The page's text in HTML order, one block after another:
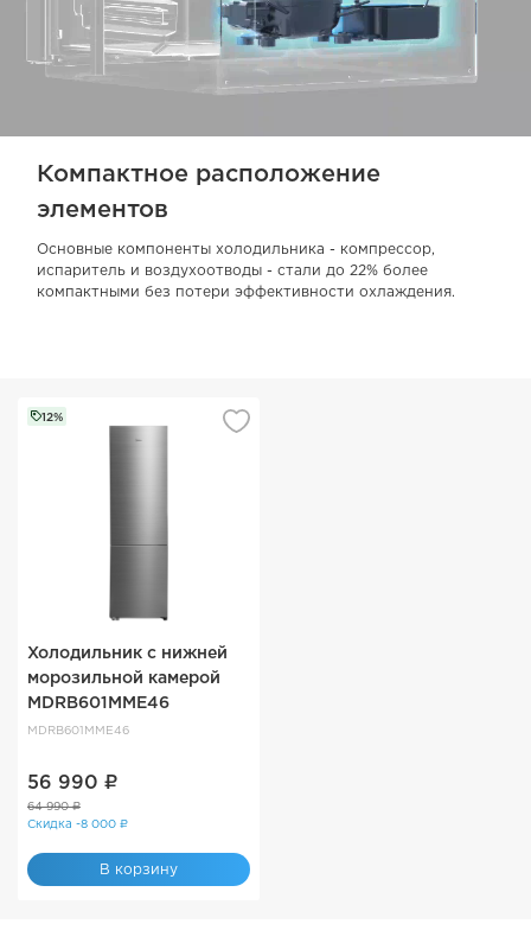
Компактное расположение
элементов
Основные компоненты холодильника - компрессор,
испаритель и воздухоотводы - стали до 22% более
компактными без потери эффективности охлаждения.
12%
Холодильник с нижней
морозильной камерой
MDRB601MME46
MDRB601MME46
56 990 ₽
64 990 ₽
Скидка -8 000 ₽
В корзину